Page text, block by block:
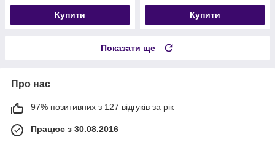
Купити Купити
Показати ще
Про нас
97% позитивних з 127 відгуків за рік
Працює з 30.08.2016